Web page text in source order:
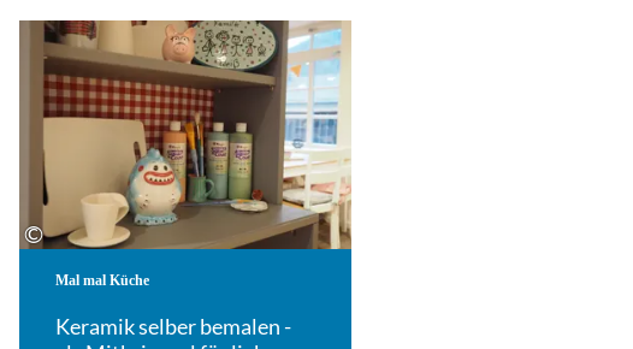
Mehr erfahren
©
Mal mal Küche
Keramik selber bemalen -